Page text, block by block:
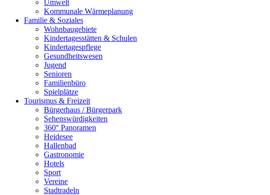
Umwelt
Kommunale Wärmeplanung
Familie & Soziales
Wohnbaugebiete
Kindertagesstätten & Schulen
Kindertagespflege
Gesundheitswesen
Jugend
Senioren
Familienbüro
Spielplätze
Tourismus & Freizeit
Bürgerhaus / Bürgerpark
Sehenswürdigkeiten
360° Panoramen
Heidesee
Hallenbad
Gastronomie
Hotels
Sport
Vereine
Stadtradeln